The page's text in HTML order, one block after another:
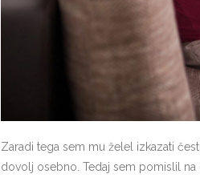
Zaradi tega sem mu želel izkazati
dovolj osebno. Tedaj sem pomislil